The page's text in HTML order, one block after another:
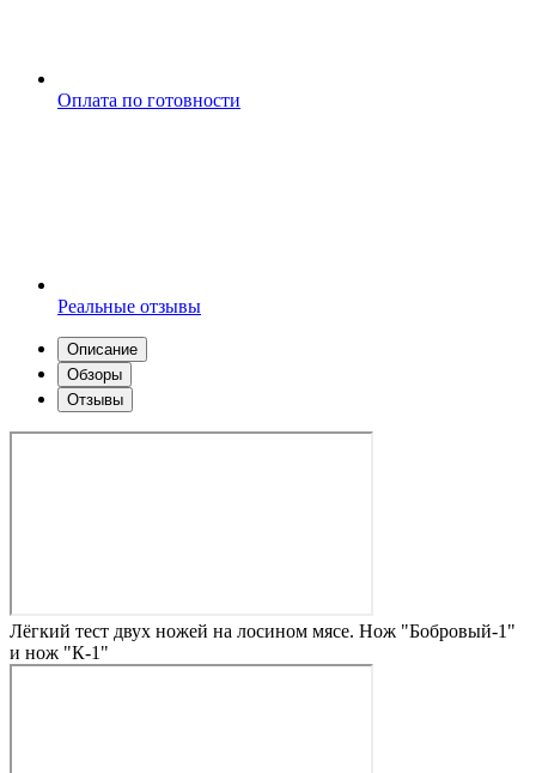
Оплата по готовности
Реальные отзывы
Описание
Обзоры
Отзывы
Лёгкий тест двух ножей на лосином мясе. Нож "Бобровый-1"
и нож "К-1"